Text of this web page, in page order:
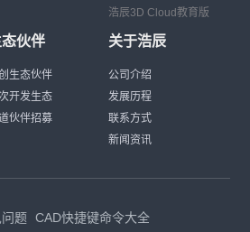
浩辰3D Cloud教育版
伙伴
生态伙伴
开发生态
伙伴招募
关于浩辰
公司介绍
发展历程
联系方式
新闻资讯
题 CAD快捷键命令大全